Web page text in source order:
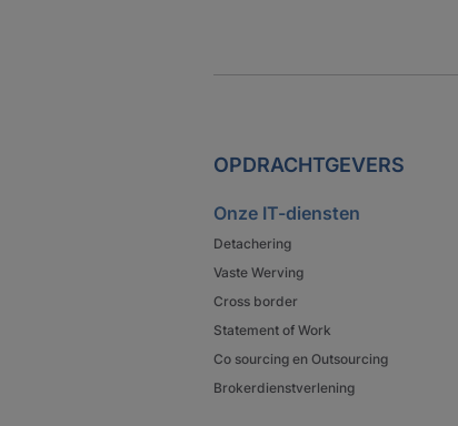
OPDRACHTGEVERS
Onze IT-diensten
Detachering
Vaste Werving
Cross border
Statement of Work
Co sourcing en Outsourcing
Brokerdienstverlening